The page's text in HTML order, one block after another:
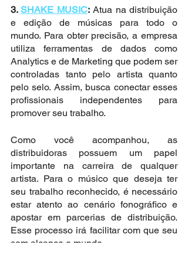
3. SHAKE MUSIC: Atua na distribuição
e edição de músicas para todo o
mundo. Para obter precisão, a empresa
utiliza ferramentas de dados como
Analytics e de Marketing que podem ser
controladas tanto pelo artista quanto
pelo selo. Assim, busca conectar esses
profissionais independentes para
promover seu trabalho.
Como você acompanhou, as
distribuidoras possuem um papel
importante na carreira de qualquer
artista. Para o músico que deseja ter
seu trabalho reconhecido, é necessário
estar atento ao cenário fonográfico e
apostar em parcerias de distribuição.
Esse processo irá facilitar com que seu
som alcance o mundo.